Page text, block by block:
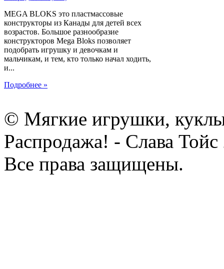
MEGA BLOKS это пластмассовые
конструкторы из Канады для детей всех
возрастов. Большое разнообразие
конструкторов Mega Bloks позволяет
подобрать игрушку и девочкам и
мальчикам, и тем, кто только начал ходить,
и...
Подробнее »
© Мягкие игрушки,
Распродажа! - Слава Тойс
Все права защищены.